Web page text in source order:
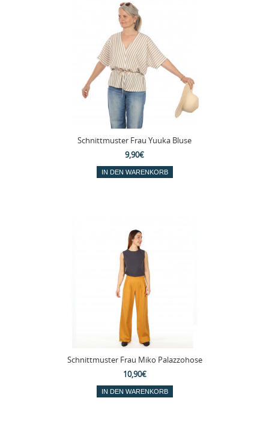
Schnittmuster Frau Yuuka Bluse
9,90€
Schnittmuster Frau Miko Palazzohose
10,90€